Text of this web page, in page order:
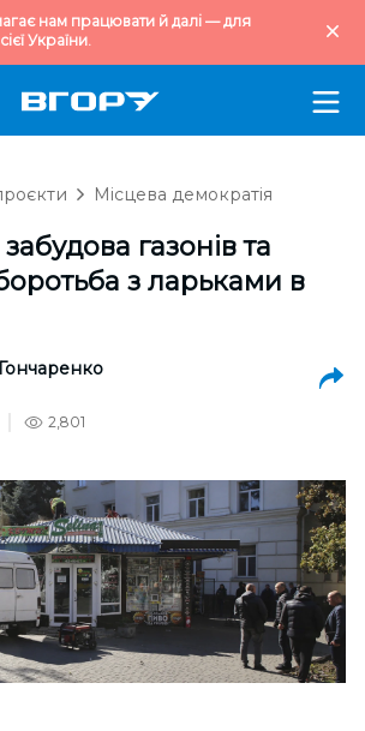
нам працювати й далі — для
України.
Місцева демократія
газонів та
з ларьками в
2,801